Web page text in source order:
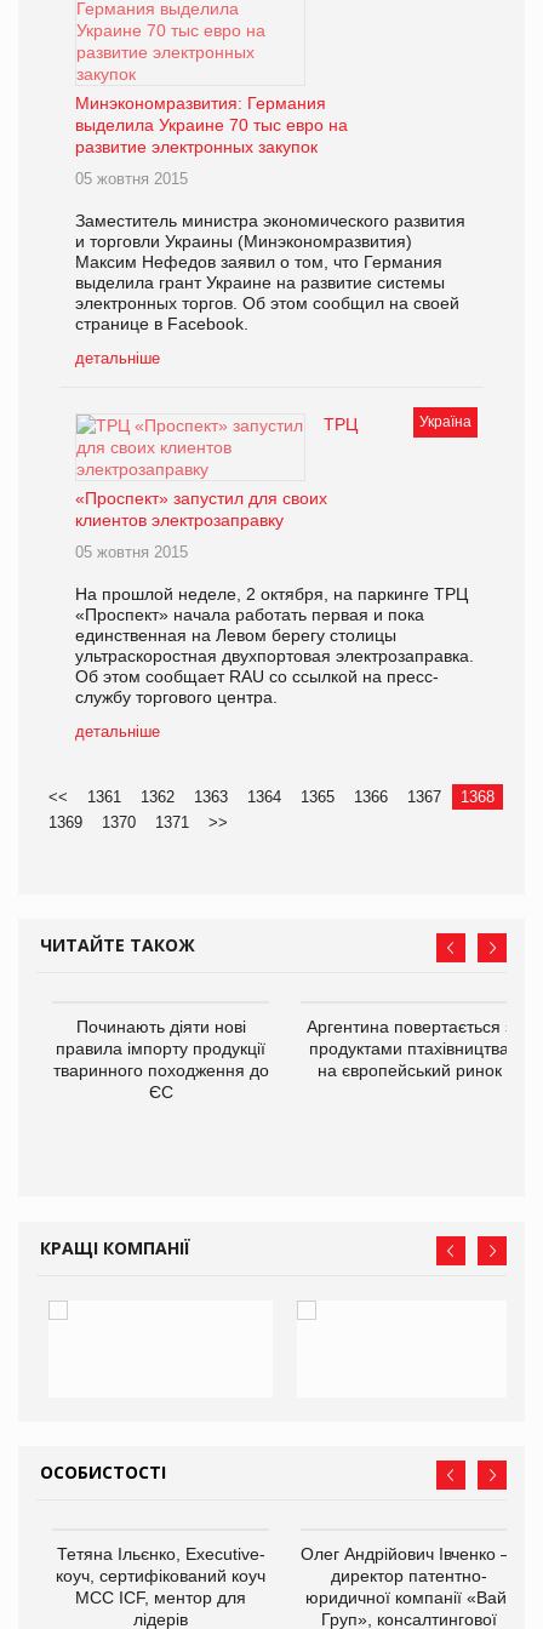
Минэкономразвития: Германия
выделила Украине 70 тыс евро на
развитие электронных закупок
05 жовтня 2015
Заместитель министра экономического развития
и торговли Украины (Минэкономразвития)
Максим Нефедов заявил о том, что Германия
выделила грант Украине на развитие системы
электронных торгов. Об этом сообщил на своей
странице в Facebook.
детальніше
Україна
ТРЦ
«Проспект» запустил для своих
клиентов электрозаправку
05 жовтня 2015
На прошлой неделе, 2 октября, на паркинге ТРЦ
«Проспект» начала работать первая и пока
единственная на Левом берегу столицы
ультраскоростная двухпортовая электрозаправка.
Об этом сообщает RAU со ссылкой на пресс-
службу торгового центра.
детальніше
<< 1361 1362 1363 1364 1365 1366 1367
1368
1369
1370 1371 >>
ЧИТАЙТЕ ТАКОЖ
Починають діяти нові
правила імпорту продукції
тваринного походження до
ЄС
Аргентина повертається з
продуктами птахівництва
на європейський ринок
КРАЩІ КОМПАНІЇ
ОСОБИСТОСТІ
Тетяна Ільєнко, Executive-
коуч, сертифікований коуч
МСС ICF, ментор для
лідерів
Олег Андрійович Івченко —
директор патентно-
юридичної компанії «Вайз
Груп», консалтингової